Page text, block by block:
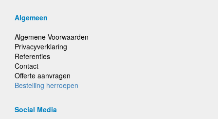
Algemeen
Algemene Voorwaarden
Privacyverklaring
Referenties
Contact
Offerte aanvragen
Bestelling herroepen
Social Media